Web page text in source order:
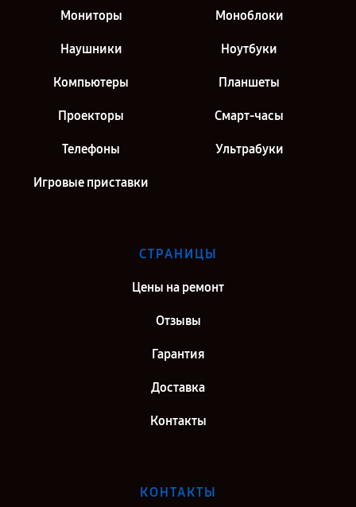
Мониторы Моноблоки
Наушники Ноутбуки
Компьютеры Планшеты
Проекторы Смарт-часы
Телефоны Ультрабуки
Игровые приставки
СТРАНИЦЫ
Цены на ремонт
Отзывы
Гарантия
Доставка
Контакты
КОНТАКТЫ